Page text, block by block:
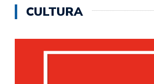
CULTURA